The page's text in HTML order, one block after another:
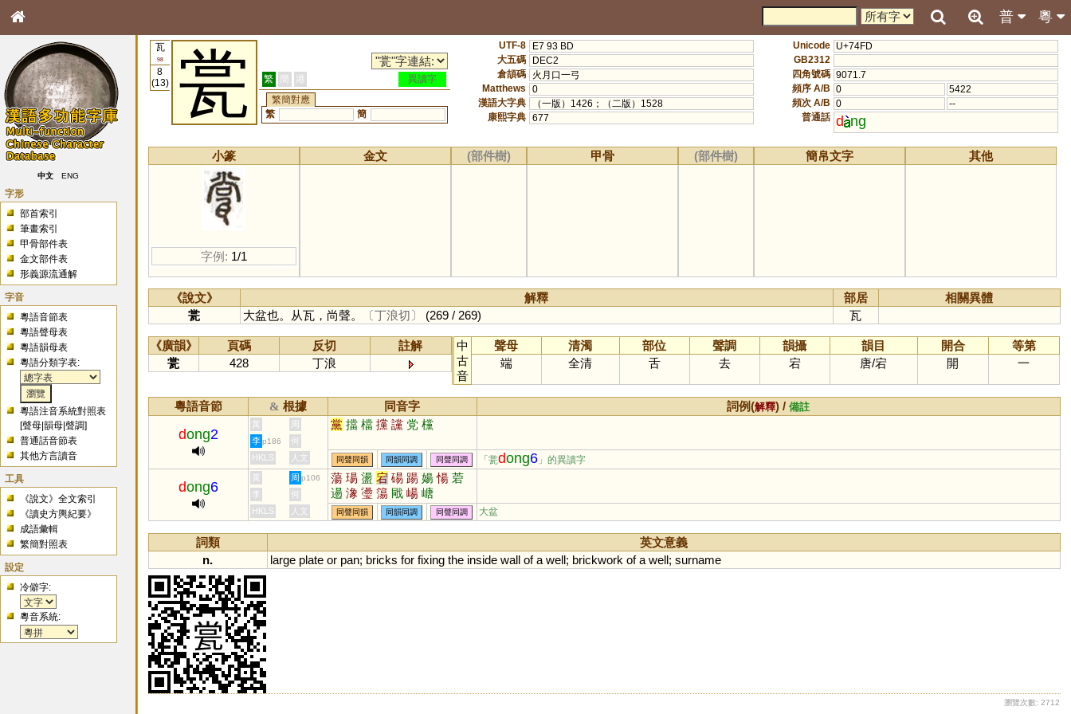
粵
普
中文 ENG
字形
部首索引
筆畫索引
甲骨部件表
金文部件表
形義源流通解
字音
粵語音節表
粵語聲母表
粵語韻母表
粵語分類字表:
粵語注音系統對照表
[聲母 |韻母 |聲調]
普通話音節表
其他方言讀音
工具
《說文》全文索引
《讀史方輿紀要》
成語彙輯
繁簡對照表
設定
冷僻字:
粵音系統:
瓦
98
8
(13)
瓽 繁 簡 港
異讀字
繁簡對應
繁
簡
UTF-8
E7 93 BD
大五碼
DEC2
倉頡碼
火月口一弓
Matthews
0
漢語大字典
（一版）1426；（二版）1528
康熙字典 677
Unicode U+74FD
GB2312
四角號碼 9071.7
頻序 A/B 0
5422
頻次 A/B 0
--
普通話 d ng
小篆
字例: 1/1
金文 (部件樹) 甲骨 (部件樹) 簡帛文字 其他
《說文》 解釋 部居
相關異體
瓽
大盆也。从瓦，尚聲。 〔丁浪切〕 (269 / 269) 瓦
《廣韻》 頁碼 反切
註解
瓽
428 丁浪
中
古
音
聲母 清濁 部位 聲調 韻攝 韻目 開合
等第
端
全清 舌 去 宕 唐/宕 開 一
粵語音節 & 根據 同音字 詞例(解釋) /備註
dong2
黃 周 黨 擋 檔 攩 讜 党 欓
李 p186
何
HKLS
人文 同聲同韻 同韻同調 同聲同調 「瓽dong6 」的異讀字
dong6
黃 周 p106 蕩 瑒 盪 宕 碭 踼 婸 愓 菪
逿 潒 璗 簜 戙 崵 嵣
李
何
HKLS
人文 同聲同韻 同韻同調 同聲同調 大盆
詞類
英文意義
n.
large plate or pan; bricks for fixing the inside wall of a well; brickwork of a well; surname
瀏覽次數: 2712